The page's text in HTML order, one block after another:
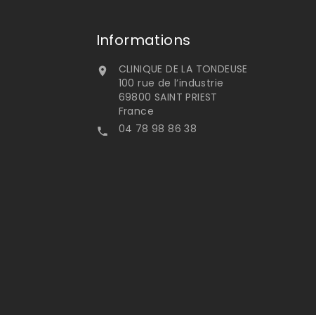
Informations

CLINIQUE DE LA TONDEUSE
100 rue de l’industrie
69800 SAINT PRIEST
France
 04 78 98 86 38